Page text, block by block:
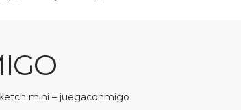
mini – juegaconmigo